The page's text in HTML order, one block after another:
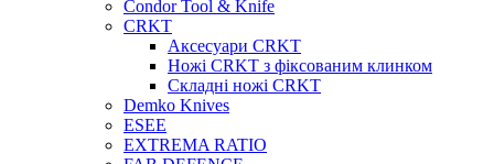
Condor Tool & Knife
CRKT
Аксесуари CRKT
Ножі CRKT з фіксованим клинком
Складні ножі CRKT
Demko Knives
ESEE
EXTREMA RATIO